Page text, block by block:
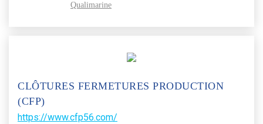
Qualimarine
CLÔTURES FERMETURES PRODUCTION
(CFP)
https://www.cfp56.com/